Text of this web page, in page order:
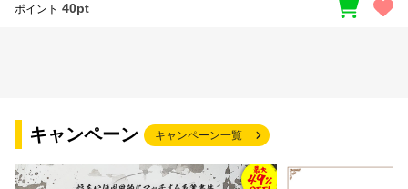
ポイント 40pt
キャンペーン キャンペーン一覧